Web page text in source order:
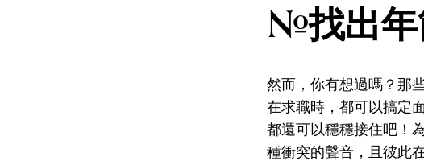
#找出年
然而，你有想過嗎？那
在求職時，都可以搞定
都還可以穩穩接住吧！
種衝突的聲音，且彼此